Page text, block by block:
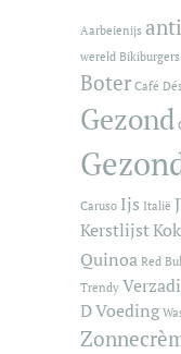
Aarbeienijs
wereld Bikiburgers
Boter Café
Gezond
Caruso Ijs Italië
Kerstlijst
Quinoa Red
Trendy
DVoeding